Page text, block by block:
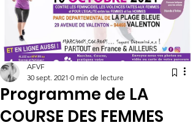
Programme de LA
COURSE DES FEMMES
AFVF
30 sept. 2021 0 min de lecture